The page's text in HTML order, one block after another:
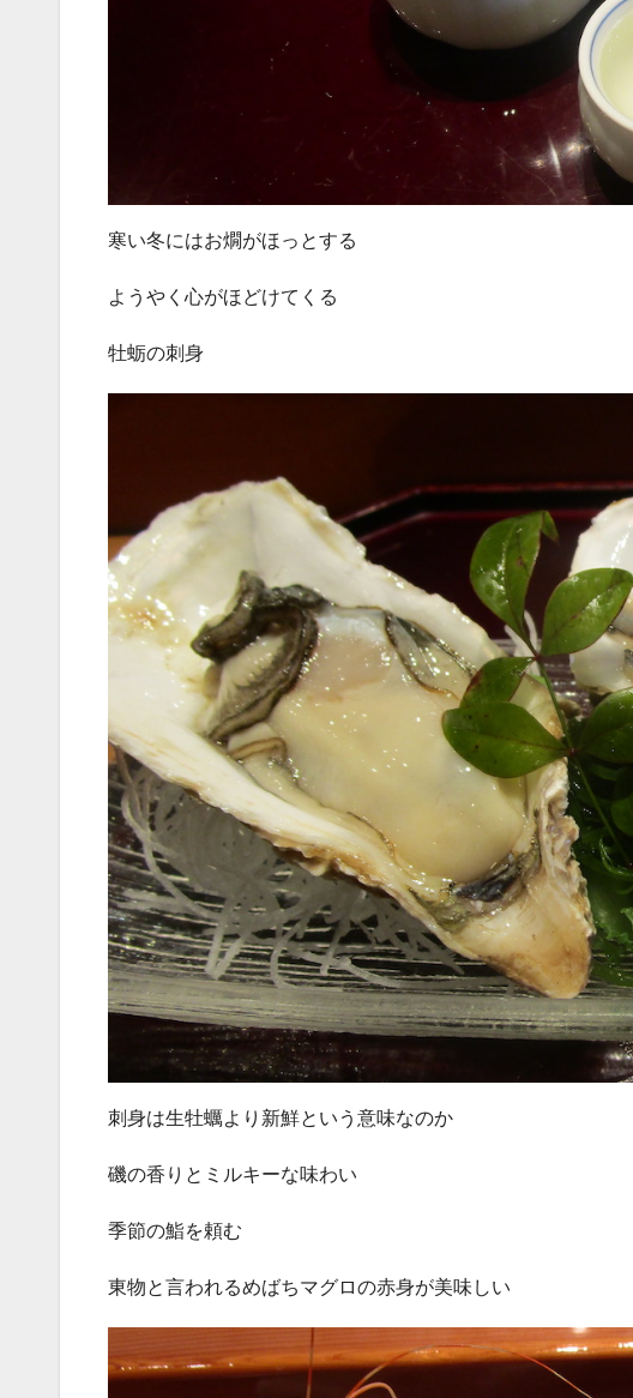
寒い冬にはお燗がほっとする
ようやく心がほどけてくる
牡蛎の刺身
刺身は生牡蠣より新鮮という意味なのか
磯の香りとミルキーな味わい
季節の鮨を頼む
東物と言われるめばちマグロの赤身が美味しい